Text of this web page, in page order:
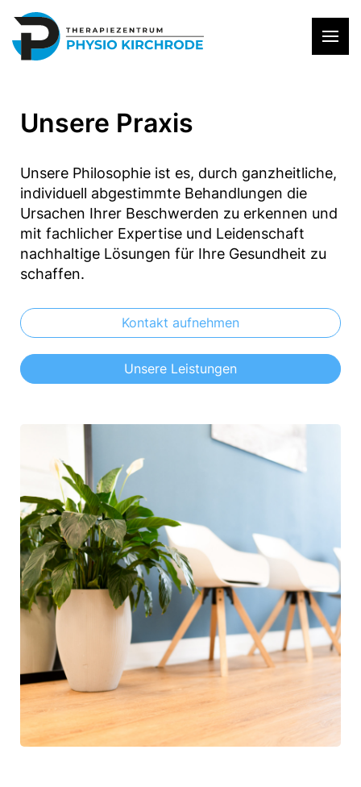
Unsere Praxis
Unsere Philosophie ist es, durch ganzheitliche,
individuell abgestimmte Behandlungen die
Ursachen Ihrer Beschwerden zu erkennen und
mit fachlicher Expertise und Leidenschaft
nachhaltige Lösungen für Ihre Gesundheit zu
schaffen.
Kontakt aufnehmen
Unsere Leistungen